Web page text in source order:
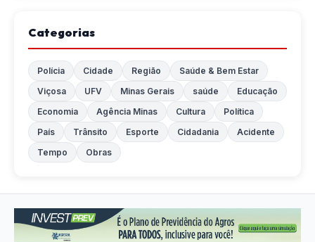
Categorias
Polícia Cidade Região
Saúde & Bem Estar
Viçosa
UFV Minas Gerais saúde
Educação
Economia
Agência Minas Cultura
Política
País
Trânsito Esporte Cidadania
Acidente
Tempo
Obras